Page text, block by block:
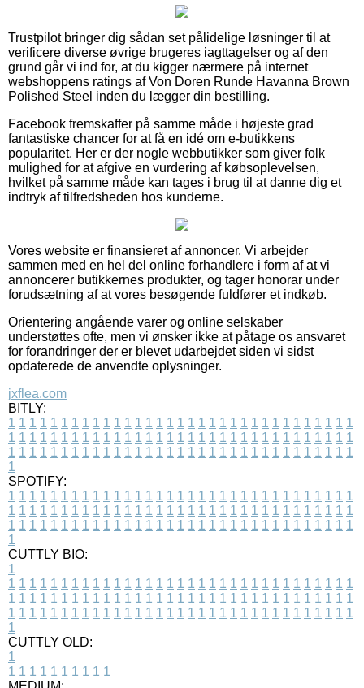
Trustpilot bringer dig sådan set pålidelige løsninger til at
verificere diverse øvrige brugeres iagttagelser og af den
grund går vi ind for, at du kigger nærmere på internet
webshoppens ratings af Von Doren Runde Havanna Brown
Polished Steel inden du lægger din bestilling.
Facebook fremskaffer på samme måde i højeste grad
fantastiske chancer for at få en idé om e-butikkens
popularitet. Her er der nogle webbutikker som giver folk
mulighed for at afgive en vurdering af købsoplevelsen,
hvilket på samme måde kan tages i brug til at danne dig et
indtryk af tilfredsheden hos kunderne.
Vores website er finansieret af annoncer. Vi arbejder
sammen med en hel del online forhandlere i form af at vi
annoncerer butikkernes produkter, og tager honorar under
forudsætning af at vores besøgende fuldfører et indkøb.
Orientering angående varer og online selskaber
understøttes ofte, men vi ønsker ikke at påtage os ansvaret
for forandringer der er blevet udarbejdet siden vi sidst
opdaterede de anvendte oplysninger.
jxflea.com
BITLY:
1 1 1 1 1 1 1 1 1 1 1 1 1 1 1 1 1 1 1 1 1 1 1 1 1 1 1 1 1 1 1 1 1
1 1 1 1 1 1 1 1 1 1 1 1 1 1 1 1 1 1 1 1 1 1 1 1 1 1 1 1 1 1 1 1 1
1 1 1 1 1 1 1 1 1 1 1 1 1 1 1 1 1 1 1 1 1 1 1 1 1 1 1 1 1 1 1 1 1
1
SPOTIFY:
1 1 1 1 1 1 1 1 1 1 1 1 1 1 1 1 1 1 1 1 1 1 1 1 1 1 1 1 1 1 1 1 1
1 1 1 1 1 1 1 1 1 1 1 1 1 1 1 1 1 1 1 1 1 1 1 1 1 1 1 1 1 1 1 1 1
1 1 1 1 1 1 1 1 1 1 1 1 1 1 1 1 1 1 1 1 1 1 1 1 1 1 1 1 1 1 1 1 1
1
CUTTLY BIO:
1
1 1 1 1 1 1 1 1 1 1 1 1 1 1 1 1 1 1 1 1 1 1 1 1 1 1 1 1 1 1 1 1 1
1 1 1 1 1 1 1 1 1 1 1 1 1 1 1 1 1 1 1 1 1 1 1 1 1 1 1 1 1 1 1 1 1
1 1 1 1 1 1 1 1 1 1 1 1 1 1 1 1 1 1 1 1 1 1 1 1 1 1 1 1 1 1 1 1 1
1
CUTTLY OLD:
1
1 1 1 1 1 1 1 1 1 1